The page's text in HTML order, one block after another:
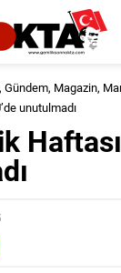
, Gündem, Magazin,
unutulmadı